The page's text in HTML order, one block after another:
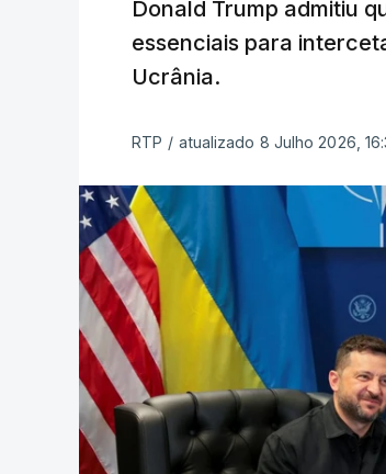
Donald Trump admitiu
essenciais para
Ucrânia.
RTP / atualizado 8 Julho 2026,